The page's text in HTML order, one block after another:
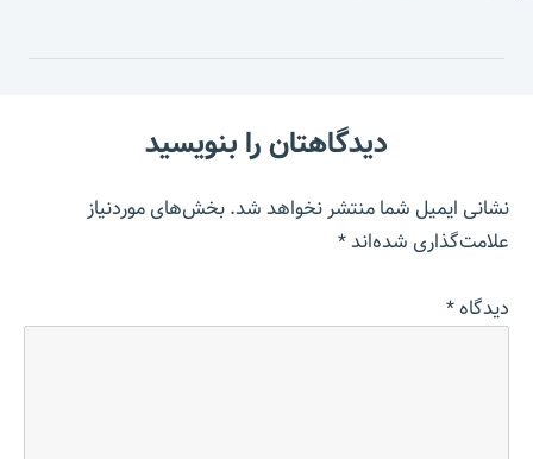
دیدگاهتان را بنویسید
نشانی ایمیل شما منتشر نخواهد شد.بخش‌های موردنیاز
علامت‌گذاری شده‌اند*
دیدگاه*